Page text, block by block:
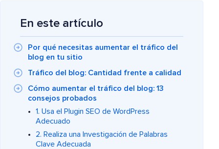
En este artículo
Por qué necesitas aumentar el tráfico del
blog en tu sitio
Tráfico del blog: Cantidad frente a calidad
Cómo aumentar el tráfico del blog: 13
consejos probados
1. Usa el Plugin SEO de WordPress
Adecuado
2. Realiza una Investigación de Palabras
Clave Adecuada